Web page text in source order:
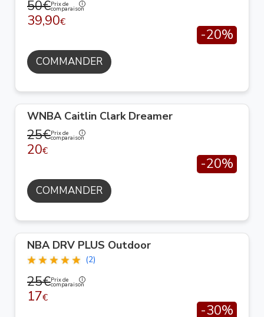
50€Prix de
comparaison
39,90€
-20%
COMMANDER
WNBA Caitlin Clark Dreamer
25€Prix de
comparaison
20€
-20%
COMMANDER
NBA DRV PLUS Outdoor
(2)
25€Prix de
comparaison
17€
-30%